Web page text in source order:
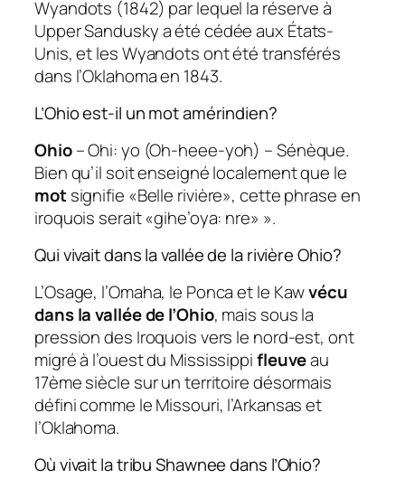
Wyandots (1842) par lequel la réserve à
Upper Sandusky a été cédée aux États-
Unis, et les Wyandots ont été transférés
dans l’Oklahoma en 1843.
L’Ohio est-il un mot amérindien?
Ohio– Ohi: yo (Oh-heee-yoh) – Sénèque.
Bien qu’il soit enseigné localement que le
motsignifie «Belle rivière», cette phrase en
iroquois serait «gihe’oya: nre» ».
Qui vivait dans la vallée de la rivière Ohio?
L’Osage, l’Omaha, le Ponca et le Kawvécu
dans la vallée de l’Ohio, mais sous la
pression des Iroquois vers le nord-est, ont
migré à l’ouest du Mississippifleuveau
17ème siècle sur un territoire désormais
défini comme le Missouri, l’Arkansas et
l’Oklahoma.
Où vivait la tribu Shawnee dans l’Ohio?